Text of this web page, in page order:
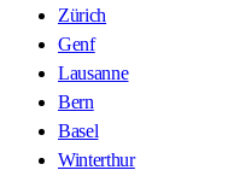
Zürich
Genf
Lausanne
Bern
Basel
Winterthur